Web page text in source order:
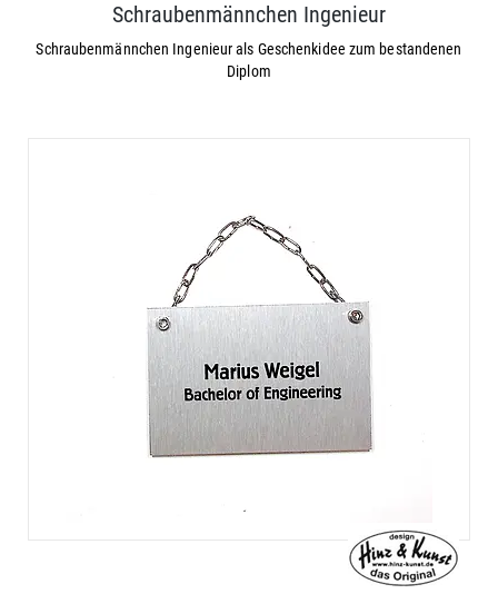
Schraubenmännchen Ingenieur
Schraubenmännchen Ingenieur als Geschenkidee zum bestandenen
Diplom